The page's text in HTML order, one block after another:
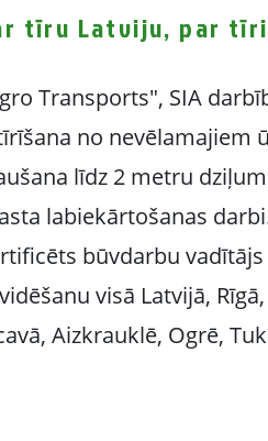
tīru Latviju, par
Transports", SIA
no nevēlamajiem
līdz 2 metru
labiekārtošanas
būvdarbu
visā Latvijā,
Aizkrauklē, Ogrē,